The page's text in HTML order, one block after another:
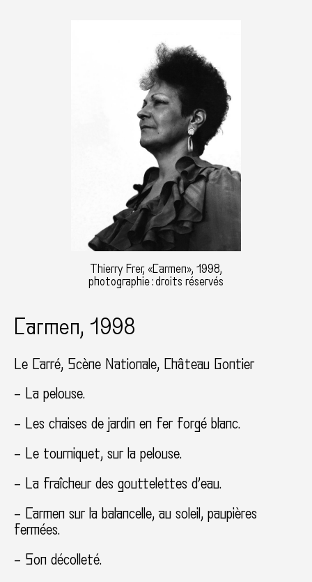
Thierry Frer, «Carmen», 1998,
photographie : droits réservés
Carmen, 1998
Le Carré, Scène Nationale Château Gontier
– La pelouse.
– Les chaises de jardin en fer forgé blanc.
– Le tourniquet, sur la pelouse.
– La fraîcheur des gouttelettes d’eau.
– Carmen sur la balancelle, au soleil, paupières
fermées.
– Son décolleté.